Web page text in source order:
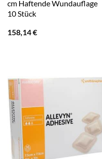
cm Haftende Wundauflage
10 Stück
158,14€